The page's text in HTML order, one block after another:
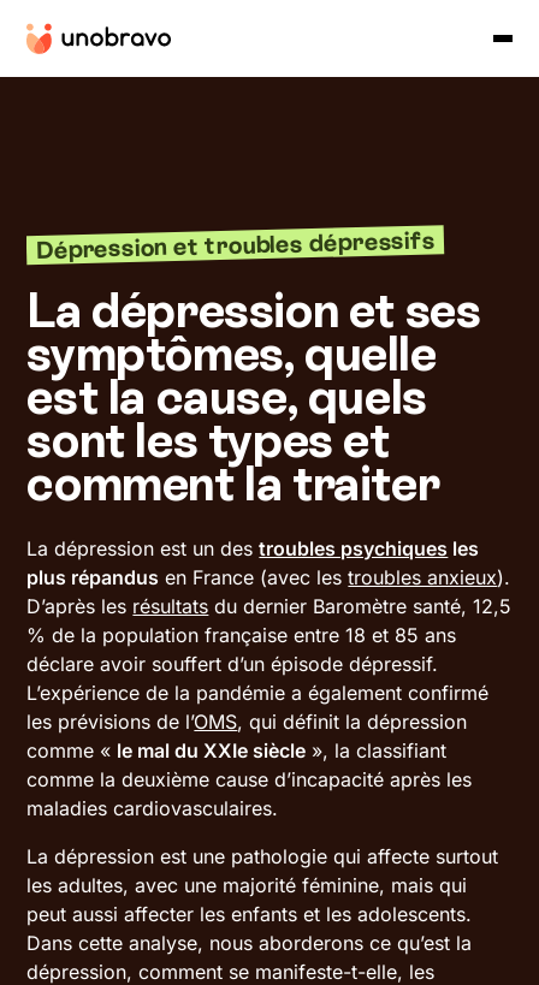
Dépression et troubles dépressifs
La dépression et ses
symptômes, quelle
est la cause, quels
sont les types et
comment la traiter
La dépression est un destroubles psychiques les
plus répandus en France (avec lestroubles anxieux).
D’après les résultats du dernier Baromètre santé, 12,5
% de la population française entre 18 et 85 ans
déclare avoir souffert d’un épisode dépressif.
L’expérience de la pandémie a également confirmé
les prévisions de l’OMS, qui définit la dépression
comme « le mal du XXIe siècle », la classifiant
comme la deuxième cause d’incapacité après les
maladies cardiovasculaires.
La dépression est une pathologie qui affecte surtout
les adultes, avec une majorité féminine, mais qui
peut aussi affecter les enfants et les adolescents.
Dans cette analyse, nous aborderons ce qu’est la
dépression, comment se manifeste-t-elle, les